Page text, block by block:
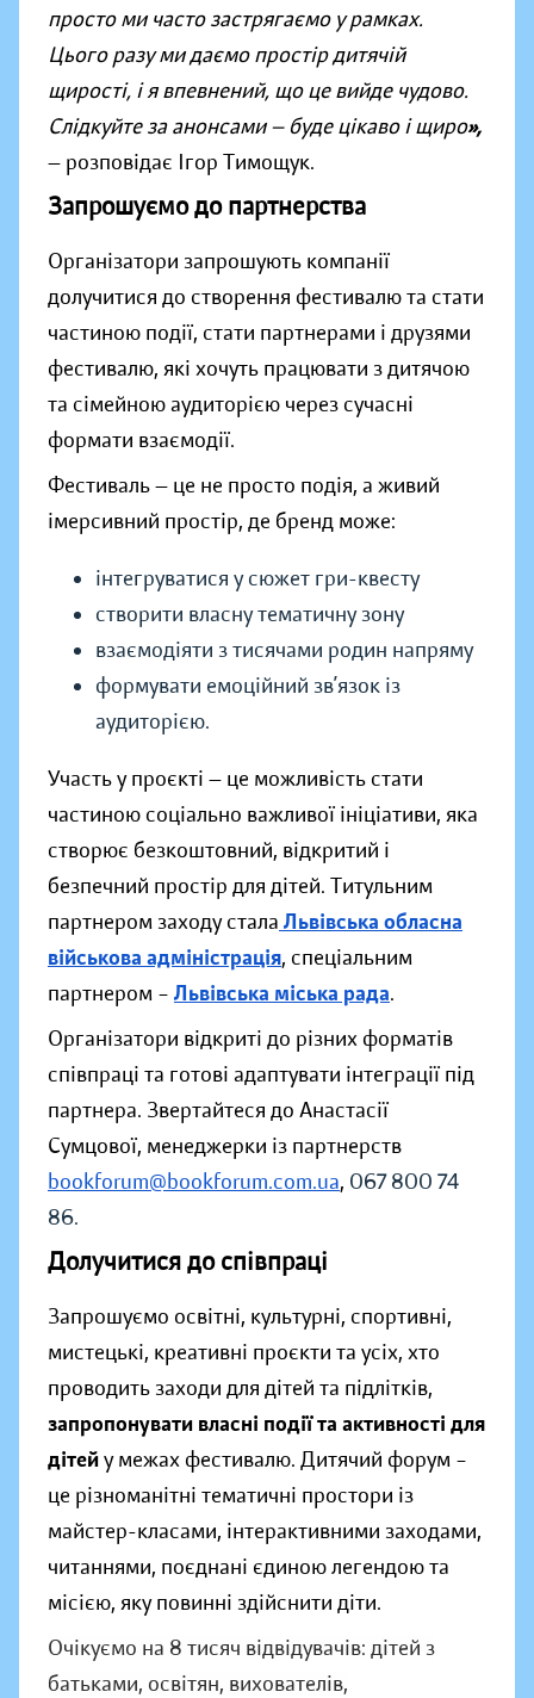
просто ми часто застрягаємо у рамках.
Цього разу ми даємо простір дитячій
щирості, і я впевнений, що це вийде чудово.
Слідкуйте за анонсами — буде цікаво і щиро»,
— розповідає Ігор Тимощук.
Запрошуємо до партнерства
Організатори запрошують компанії
долучитися до створення фестивалю та стати
частиною події, стати партнерами і друзями
фестивалю, які хочуть працювати з дитячою
та сімейною аудиторією через сучасні
формати взаємодії.
Фестиваль — це не просто подія, а живий
імерсивний простір, де бренд може:
інтегруватися у сюжет гри-квесту
створити власну тематичну зону
взаємодіяти з тисячами родин напряму
формувати емоційний зв’язок із
аудиторією.
Участь у проєкті — це можливість стати
частиною соціально важливої ініціативи, яка
створює безкоштовний, відкритий і
безпечний простір для дітей. Титульним
партнером заходу стала Львівська обласна
військова адміністрація, спеціальним
партнером – Львівська міська рада.
Організатори відкриті до різних форматів
співпраці та готові адаптувати інтеграції під
партнера. Звертайтеся до Анастасії
Сумцової, менеджерки із партнерств
bookforum@bookforum.com.ua, 067 800 74
86.
Долучитися до співпраці
Запрошуємо освітні, культурні, спортивні,
мистецькі, креативні проєкти та усіх, хто
проводить заходи для дітей та підлітків,
запропонувати власні події та активності для
дітейу межах фестивалю. Дитячий форум –
це різноманітні тематичні простори із
майстер-класами, інтерактивними заходами,
читаннями, поєднані єдиною легендою та
місією, яку повинні здійснити діти.
Очікуємо на 8 тисяч відвідувачів: дітей з
батьками, освітян, вихователів,